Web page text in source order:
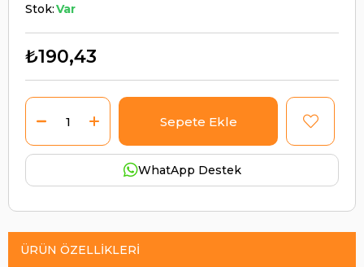
Stok:Var
₺190,43
WhatApp Destek
ÜRÜN ÖZELLIKLERI